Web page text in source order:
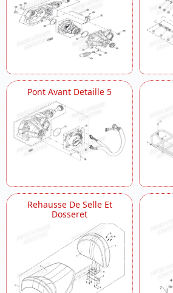
Pont Avant Detaille 5
Rehausse De Selle Et
Dosseret